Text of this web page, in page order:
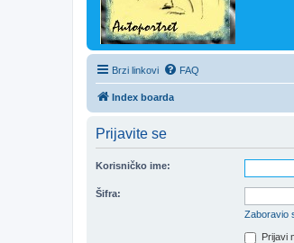
Brzi linkovi FAQ
Index boarda
Prijavite se
Korisničko ime:
Šifra:
Zaboravio
Prijavi